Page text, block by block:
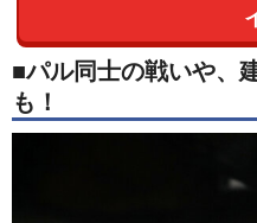
■パル同士の戦いや、
も！